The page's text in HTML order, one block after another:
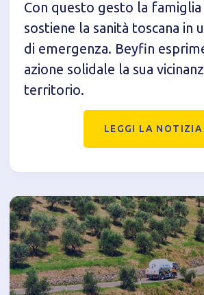
Con questo gesto la famiglia
sostiene la sanità toscana in
di emergenza. Beyfin
azione solidale la sua
territorio.
LEGGI LA NOTIZIA
Accetto l'utilizzo di cookie